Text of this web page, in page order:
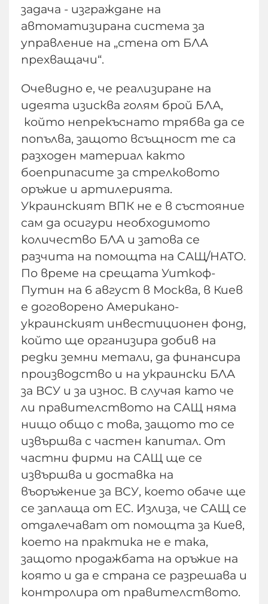
задача - изграждане на
автоматизирана система за
управление на „стена от БЛА
прехващачи“.
Очевидно е, че реализиране на
идеята изисква голям брой БЛА,
който непрекъснато трябва да се
попълва, защото всъщност те са
разходен материал както
боеприпасите за стрелковото
оръжие и артилерията.
Украинският ВПК не е в състояние
сам да осигури необходимото
количество БЛА и затова се
разчита на помощта на САЩ/НАТО.
По време на срещата Уиткоф-
Путин на 6 август в Москва, в Киев
е договорено Американо-
украинският инвестиционен фонд,
който ще организира добив на
редки земни метали, да финансира
производство и на украински БЛА
за ВСУ и за износ. В случая като че
ли правителството на САЩ няма
нищо общо с това, защото то се
извършва с частен капитал. От
частни фирми на САЩ ще се
извършва и доставка на
въоръжение за ВСУ, което обаче ще
се заплаща от ЕС. Излиза, че САЩ се
отдалечават от помощта за Киев,
което на практика не е така,
защото продажбата на оръжие на
която и да е страна се разрешава и
контролира от правителството.